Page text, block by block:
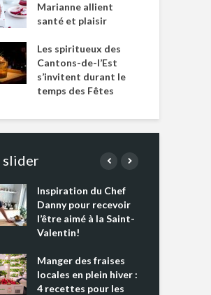
Marianne allient
santé et plaisir
Les spiritueux des
Cantons-de-l’Est
s’invitent durant le
temps des Fêtes
slider
Inspiration du Chef
Danny pour recevoir
l’être aimé à la Saint-
Valentin!
Manger des fraises
locales en plein hiver :
4 recettes pour les